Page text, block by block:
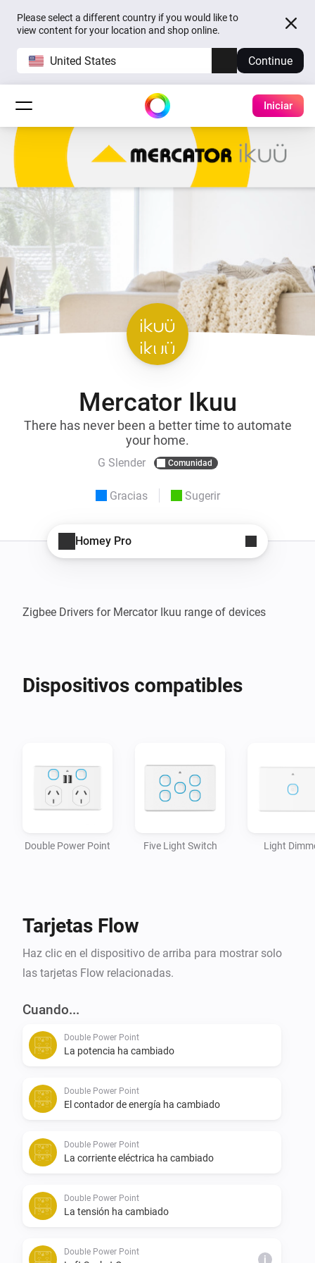
Please select a different country if you would like to
view content for your location and shop online.
United States Continue
Iniciar
Mercator Ikuu
There has never been a better time to automate
your home.
G Slender Comunidad
Gracias Sugerir
Homey Pro
Dispositivos compatibles
Double Power Point Five Light Switch Light
Tarjetas Flow
Haz clic en el dispositivo de arriba para mostrar solo
las tarjetas Flow relacionadas.
Cuando...
Double Power Point
La potencia ha cambiado
Double Power Point
El contador de energía ha cambiado
Double Power Point
La corriente eléctrica ha cambiado
Double Power Point
La tensión ha cambiado
Double Power Point
i